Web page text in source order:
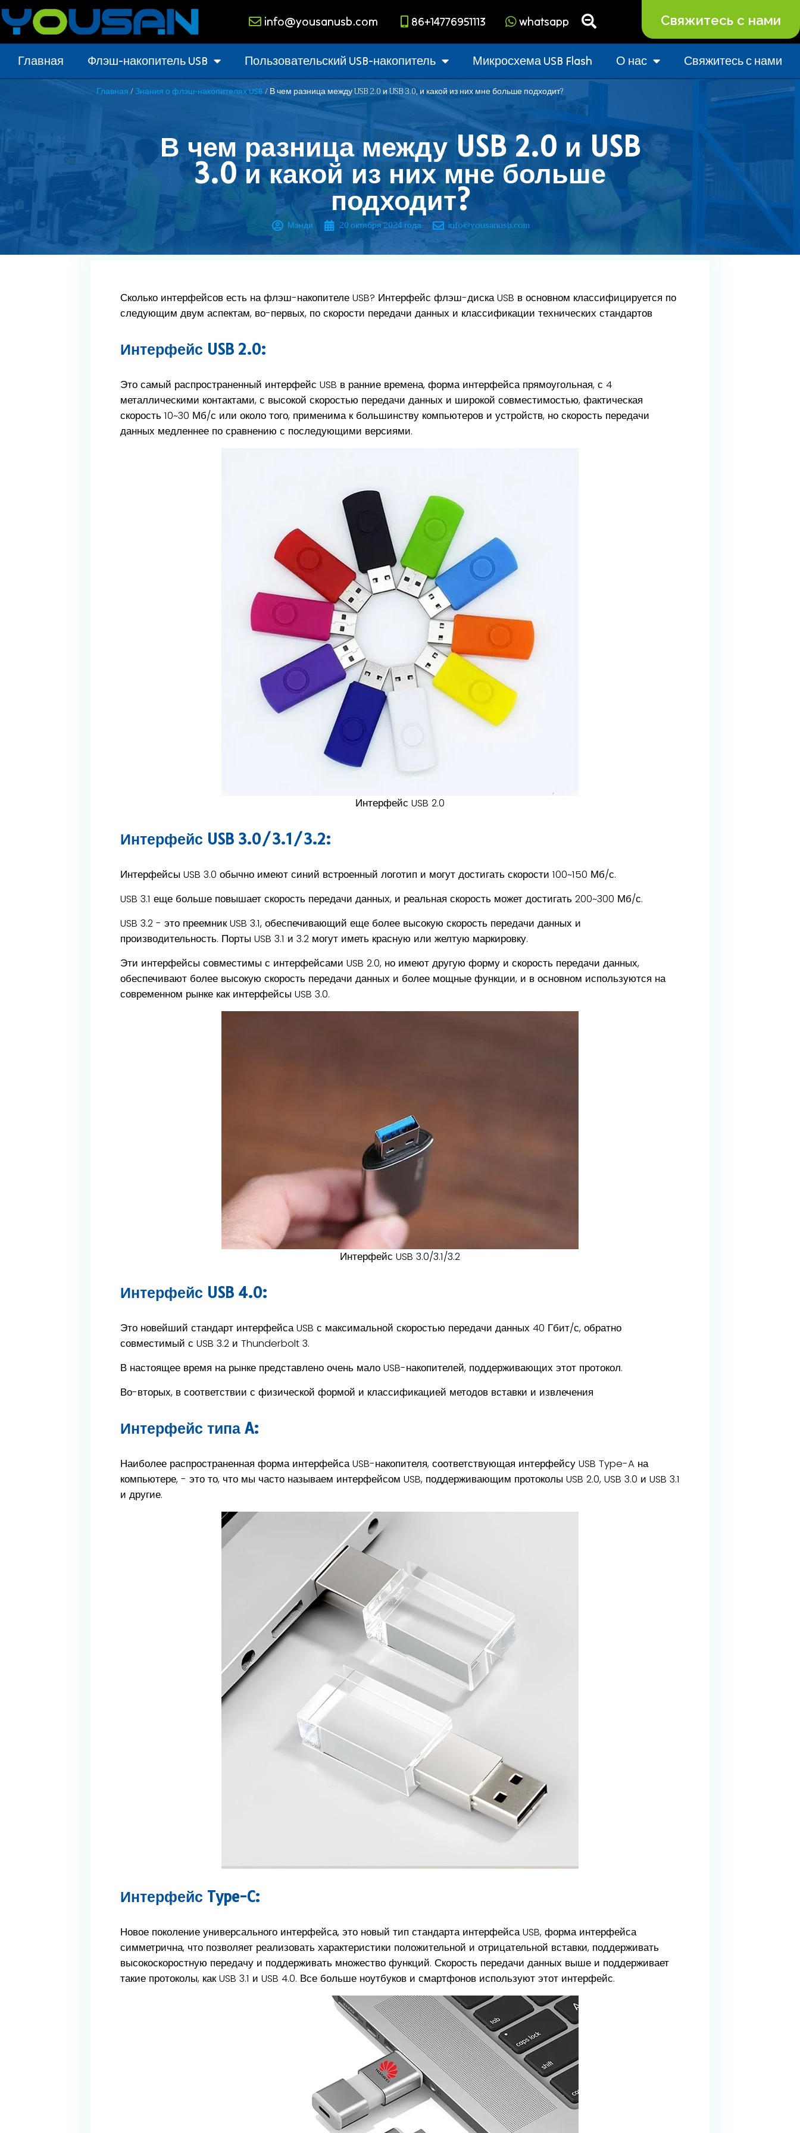
info@yousanusb.com 86+14776951113 whatsapp Свяжитесь с нами
Главная Флэш-накопитель USB Пользовательский USB-накопитель Микросхема USB Flash О нас Свяжитесь с нами
Главная / Знания о флэш-накопителях USB / В чем разница между USB 2.0 и USB 3.0, и какой из них мне больше подходит?
В чем разница между USB 2.0 и USB
3.0 и какой из них мне больше
подходит?
Мэнди 20 октября 2024 года info@yousanusb.com
Сколько интерфейсов есть на флэш-накопителе USB? Интерфейс флэш-диска USB в основном классифицируется по
следующим двум аспектам, во-первых, по скорости передачи данных и классификации технических стандартов
Интерфейс USB 2.0:
Это самый распространенный интерфейс USB в ранние времена, форма интерфейса прямоугольная, с 4
металлическими контактами, с высокой скоростью передачи данных и широкой совместимостью, фактическая
скорость 10~30 Мб/с или около того, применима к большинству компьютеров и устройств, но скорость передачи
данных медленнее по сравнению с последующими версиями.
Интерфейс USB 2.0
Интерфейс USB 3.0/3.1/3.2:
Интерфейсы USB 3.0 обычно имеют синий встроенный логотип и могут достигать скорости 100~150 Мб/с.
USB 3.1 еще больше повышает скорость передачи данных, и реальная скорость может достигать 200~300 Мб/с.
USB 3.2 - это преемник USB 3.1, обеспечивающий еще более высокую скорость передачи данных и
производительность. Порты USB 3.1 и 3.2 могут иметь красную или желтую маркировку.
Эти интерфейсы совместимы с интерфейсами USB 2.0, но имеют другую форму и скорость передачи данных,
обеспечивают более высокую скорость передачи данных и более мощные функции, и в основном используются на
современном рынке как интерфейсы USB 3.0.
Интерфейс USB 3.0/3.1/3.2
Интерфейс USB 4.0:
Это новейший стандарт интерфейса USB с максимальной скоростью передачи данных 40 Гбит/с, обратно
совместимый с USB 3.2 и Thunderbolt 3.
В настоящее время на рынке представлено очень мало USB-накопителей, поддерживающих этот протокол.
Во-вторых, в соответствии с физической формой и классификацией методов вставки и извлечения
Интерфейс типа A:
Наиболее распространенная форма интерфейса USB-накопителя, соответствующая интерфейсу USB Type-A на
компьютере, - это то, что мы часто называем интерфейсом USB, поддерживающим протоколы USB 2.0, USB 3.0 и USB 3.1
и другие.
Интерфейс Type-C:
Новое поколение универсального интерфейса, это новый тип стандарта интерфейса USB, форма интерфейса
симметрична, что позволяет реализовать характеристики положительной и отрицательной вставки, поддерживать
высокоскоростную передачу и поддерживать множество функций. Скорость передачи данных выше и поддерживает
такие протоколы, как USB 3.1 и USB 4.0. Все больше ноутбуков и смартфонов используют этот интерфейс.